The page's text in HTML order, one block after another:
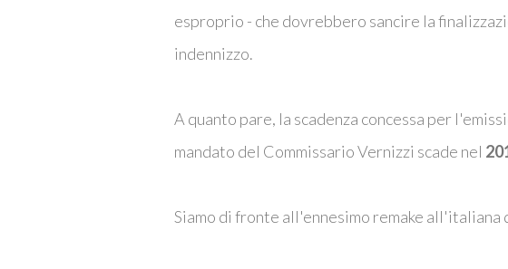
esproprio - che dovrebbero sancire la
indennizzo.
A quanto pare, la scadenza concessa per
mandato del Commissario Vernizzi scade nel
Siamo di fronte all'ennesimo remake all'italiana